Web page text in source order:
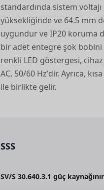
standardında sistem
yüksekliğinde ve 64.5 mm
uygundur ve IP20 koruma
bir adet entegre şok
renkli LED göstergesi,
AC, 50/60 Hz'dir. Ayrıca,
ile birlikte gelir.
SSS
SV/S 30.640.3.1 güç